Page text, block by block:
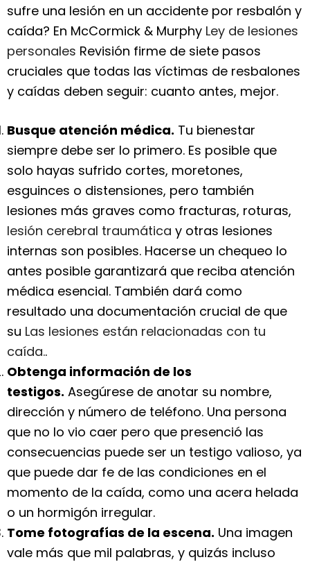
sufre una lesión en un accidente por resbalón y
caída? En McCormick & Murphy Ley de lesiones
personales Revisión firme de siete pasos
cruciales que todas las víctimas de resbalones
y caídas deben seguir: cuanto antes, mejor.
Busque atención médica. Tu bienestar
siempre debe ser lo primero. Es posible que
solo hayas sufrido cortes, moretones,
esguinces o distensiones, pero también
lesiones más graves como fracturas, roturas,
lesión cerebral traumática y otras lesiones
internas son posibles. Hacerse un chequeo lo
antes posible garantizará que reciba atención
médica esencial. También dará como
resultado una documentación crucial de que
su Las lesiones están relacionadas con tu
caída..
Obtenga información de los
testigos. Asegúrese de anotar su nombre,
dirección y número de teléfono. Una persona
que no lo vio caer pero que presenció las
consecuencias puede ser un testigo valioso, ya
que puede dar fe de las condiciones en el
momento de la caída, como una acera helada
o un hormigón irregular.
Tome fotografías de la escena. Una imagen
vale más que mil palabras, y quizás incluso